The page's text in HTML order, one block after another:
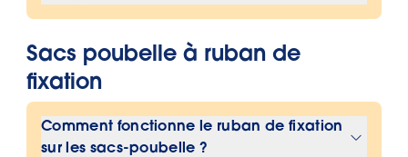
habituelles aux déchirures, mais
une fois éliminés.
fabrication, ce qui leur permet de
lavande.
peuvent aider à masquer les odeurs
désagréables en répandant leur
parfum agréable.
Sacs poubelle à ruban de
fixation
Comment fonctionne le ruban de fixation
sur les sacs-poubelle ?